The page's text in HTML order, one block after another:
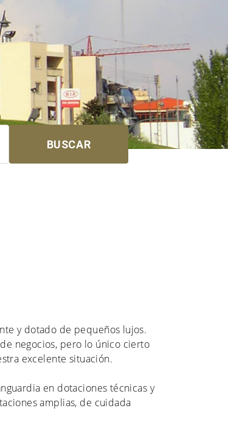
BUSCAR
y dotado de pequeños lujos.
negocios, pero lo único cierto
excelente situación.
en dotaciones técnicas y
amplias, de cuidada